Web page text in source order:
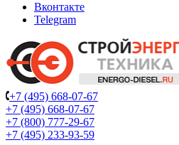
Вконтакте
Telegram
+7 (495) 668-07-67
+7 (495) 668-07-67
+7 (800) 777-29-67
+7 (495) 233-93-59